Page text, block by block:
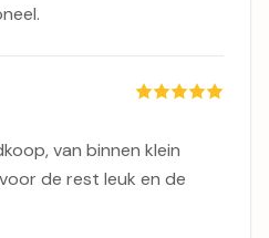
van binnen klein
de rest leuk en de